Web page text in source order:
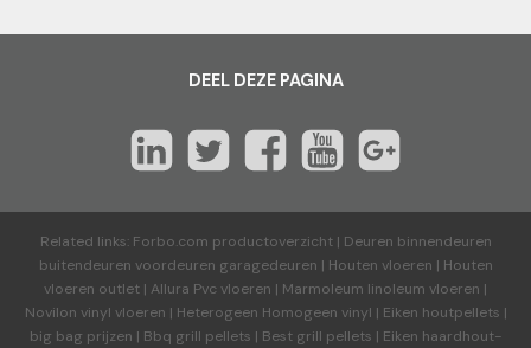
DEEL DEZE PAGINA
Related links: Forbo.com productoverzicht| Deuren binnendeuren
buitendeuren voordeuren garagedeuren | Houten vloeren | Houten
vloeren outlet | Allura Pvc vloeren | Marmoleum linoleum vloeren |
Novilon vinyl vloeren | Heterogeen Homogeen vinyl | Eiken houtpellets |
big bag prijzen | Bbq grill pellets | Best grill pellets | Eiken haardhout-